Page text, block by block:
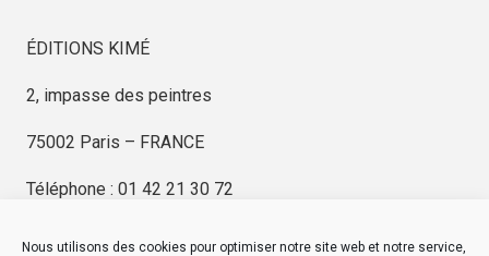
Nous utilisons des cookies pour optimiser notre site web et notre service,
ÉDITIONS KIMÉ
2, impasse des peintres
75002 Paris – FRANCE
Téléphone : 01 42 21 30 72